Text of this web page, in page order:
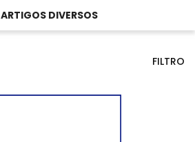
ARTIGOS DIVERSOS
FILTRO